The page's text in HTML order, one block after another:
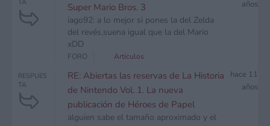
TA
Super Mario Bros. 3
iago92: a lo mejor si pones la del Zelda
del revés,suena igual que la del Mario
xDD
años
FORO Artículos
RESPUES
TA
RE: Abiertas las reservas de La Historia
de Nintendo Vol. 1. La nueva
publicación de Héroes de Papel
alguien sabe el tamaño aproximado y el
hace 11
años